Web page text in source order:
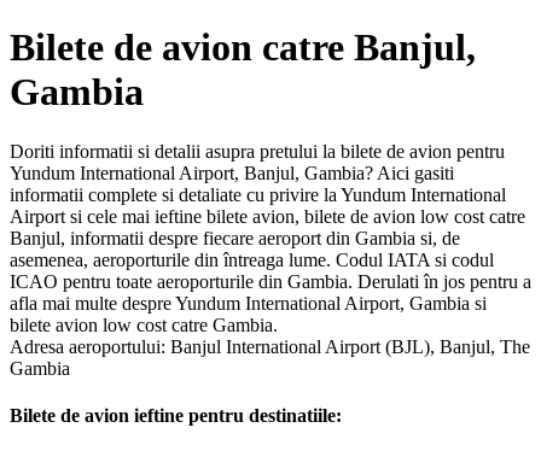
Bilete de avion catre Banjul,
Gambia
Doriti informatii si detalii asupra pretului la bilete de avion pentru
Yundum International Airport, Banjul, Gambia? Aici gasiti
informatii complete si detaliate cu privire la Yundum International
Airport si cele mai ieftine bilete avion, bilete de avion low cost catre
Banjul, informatii despre fiecare aeroport din Gambia si, de
asemenea, aeroporturile din întreaga lume. Codul IATA si codul
ICAO pentru toate aeroporturile din Gambia. Derulati în jos pentru a
afla mai multe despre Yundum International Airport, Gambia si
bilete avion low cost catre Gambia.
Adresa aeroportului: Banjul International Airport (BJL), Banjul, The
Gambia
Bilete de avion ieftine pentru destinatiile: